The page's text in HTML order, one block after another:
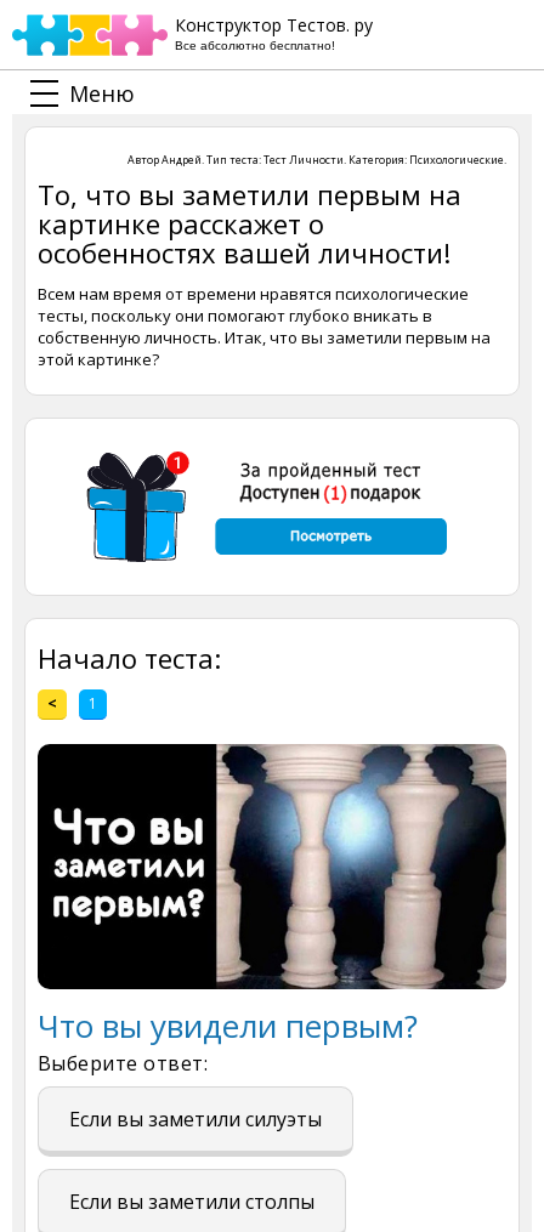
Конструктор Тестов. ру
Все абсолютно бесплатно!
Меню
АвторАндрей. Тип теста:Тест Личности. Категория: Психологические.
То, что вы заметили первым на
картинке расскажет о
особенностях вашей личности!
Всем нам время от времени нравятся психологические
тесты, поскольку они помогают глубоко вникать в
собственную личность. Итак, что вы заметили первым на
этой картинке?
Начало теста:
< 1
Что вы увидели первым?
Выберите ответ:
Если вы заметили силуэты
Если вы заметили столпы